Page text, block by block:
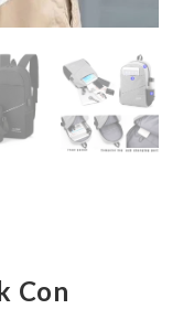
Con